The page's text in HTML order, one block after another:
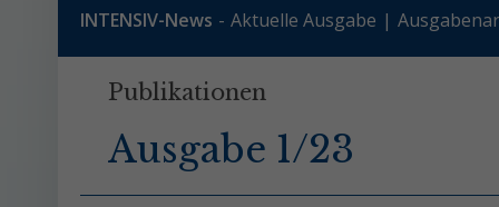
INTENSIV-News Aktuelle Ausgabe
Publikationen
Ausgabe 1/23